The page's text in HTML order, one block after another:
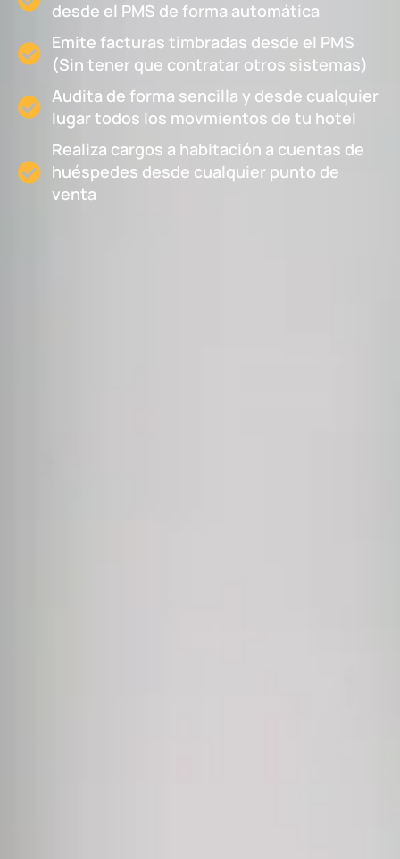
desde el PMS de forma automática
Emite facturas timbradas desde el PMS
(Sin tener que contratar otros sistemas)
Audita de forma sencilla y desde cualquier
lugar todos los movmientos de tu hotel
Realiza cargos a habitación a cuentas de
huéspedes desde cualquier punto de
venta